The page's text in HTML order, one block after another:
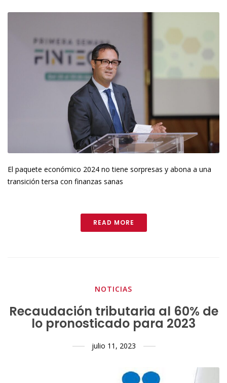
El paquete económico 2024 no tiene sorpresas y abona a una
transición tersa con finanzas sanas
READ MORE
NOTICIAS
Recaudación tributaria al 60% de
lo pronosticado para 2023
julio 11, 2023